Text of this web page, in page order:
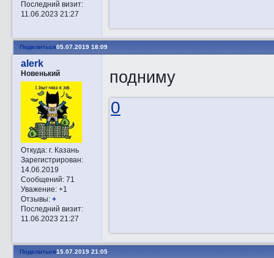
Последний визит:
11.06.2023 21:27
Поделиться05.07.2019 18:09
alerk
Новенький
Откуда:г. Казань
Зарегистрирован:
14.06.2019
Сообщений:71
Уважение: +1
Отзывы: +
Последний визит:
11.06.2023 21:27
подниму
0
Поделиться15.07.2019 21:05